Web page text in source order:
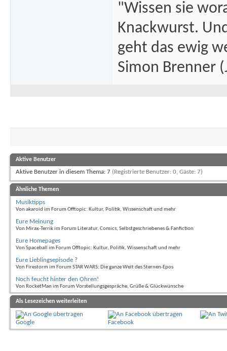
"Wissen sie
Knackwurst.
geht das ewig
Simon Brenner
Aktive Benutzer
Aktive Benutzer in diesem Thema: 7 (Registrierte Benutzer: 0, Gäste: 7)
Ähnliche Themen
Musiktipps
Von akaroid im Forum Offtopic: Kultur, Politik, Wissenschaft und mehr
Eure Meinung
Von Mirax-Terrik im Forum Literatur, Comics, Selbstgeschriebenes & Fanfiction
Eure Homepages
Von Spaceball im Forum Offtopic: Kultur, Politik, Wissenschaft und mehr
Eure Lieblingsepisode ?
Von Firestorm im Forum STAR WARS: Die ganze Welt des Sternen-Epos
Noch feucht hinter den Ohren!
Von RocketMan im Forum Vorstellungsgespräche, Grüße & Glückwünsche
Als Lesezeichen weiterleiten
Google Facebook